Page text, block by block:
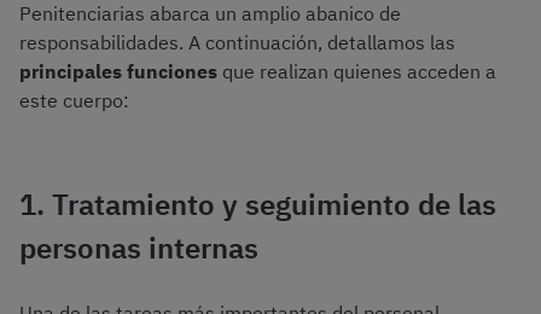
Penitenciarias abarca un amplio abanico de
responsabilidades. A continuación, detallamos las
principales funciones que realizan quienes acceden a
este cuerpo:
1. Tratamiento y seguimiento de las
personas internas